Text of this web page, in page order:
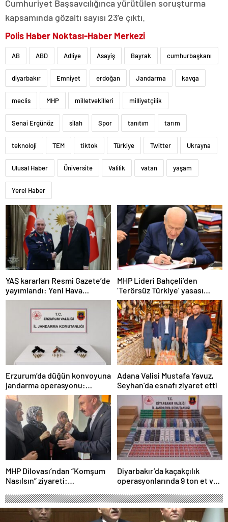
Cumhuriyet Başsavcılığınca yürütülen soruşturma
kapsamında gözaltı sayısı 23’e çıktı.
Polis Haber Noktası-Haber Merkezi
AB ABD Adliye Asayiş Bayrak cumhurbaşkanı
diyarbakır Emniyet erdoğan Jandarma kavga
meclis MHP milletvekilleri milliyetçilik
Senai Ergünöz silah Spor tanıtım tarım
teknoloji TEM tiktok Türkiye Twitter Ukrayna
Ulusal Haber Üniversite Valilik vatan yaşam
Yerel Haber
YAŞ kararları Resmi Gazete’de
yayımlandı: Yeni Hava
Kuvvetleri Komutanı
Orgeneral Rafet Dalkıran
MHP Lideri Bahçeli’den
‘Terörsüz Türkiye’ yasası
açıklaması: “Herkes kazandı”
Erzurum’da düğün konvoyuna
jandarma operasyonu:
Silahlar ele geçirildi, ağır
cezalar kesildi
Adana Valisi Mustafa Yavuz,
Seyhan’da esnafı ziyaret etti
MHP Dilovası’ndan “Komşum
Nasılsın” ziyareti:
insan var”
Diyarbakır’da kaçakçılık
operasyonlarında 9 ton et ve
geçirildi